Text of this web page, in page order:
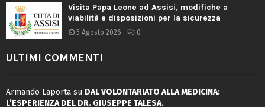
Visita Papa Leone ad Assisi, modifiche a
viabilità e disposizioni per la sicurezza
5 Agosto 2026 0
ULTIMI COMMENTI
Armando Laporta su DAL VOLONTARIATO ALLA MEDICINA:
L’ESPERIENZA DEL DR. GIUSEPPE TALESA.